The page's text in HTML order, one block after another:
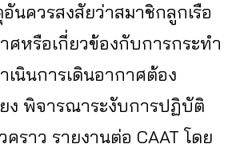
นควรสงสัยว่าสมาชิกลูกเรือ
ศหรือเกี่ยวข้องกับการกระทำ
นินการเดินอากาศต้อง
ยง พิจารณาระงับการปฏิบัติ
ราว รายงานต่อ CAAT โดย